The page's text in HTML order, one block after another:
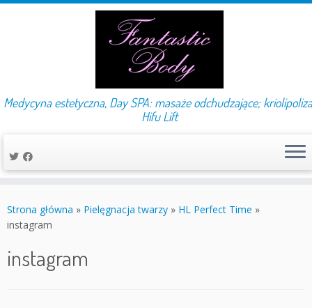
do
treści
Medycyna estetyczna, Day SPA: masaże odchudzające;
Hifu Lift
Strona główna » Pielęgnacja twarzy » HL Perfect Time »
instagram
instagram